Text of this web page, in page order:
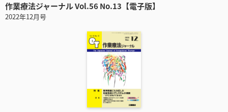
作業療法ジャーナル Vol.56 No.13【電子版】
2022年12月号